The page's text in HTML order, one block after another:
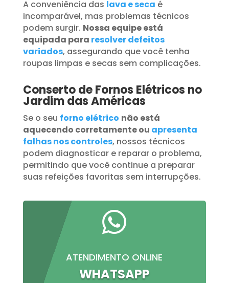
A conveniência das lava e seca é
incomparável, mas problemas técnicos
podem surgir. Nossa equipe está
equipada para resolver defeitos
variados, assegurando que você tenha
roupas limpas e secas sem complicações.
Conserto de Fornos Elétricos no
Jardim das Américas
Se o seu forno elétrico não está
aquecendo corretamente ou apresenta
falhas nos controles, nossos técnicos
podem diagnosticar e reparar o problema,
permitindo que você continue a preparar
suas refeições favoritas sem interrupções.

ATENDIMENTO ONLINE
WHATSAPP